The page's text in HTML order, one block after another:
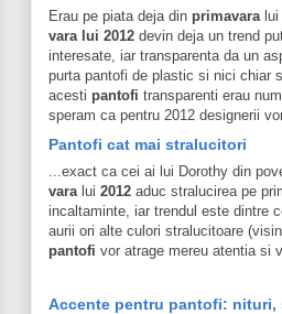
Erau pe piata deja din primavaralui
vara lui 2012 devin deja un trend
interesate, iar transparenta da un
purta pantofi de plastic si nici chiar
acesti pantofi transparenti erau
speram ca pentru 2012 designerii
Pantofi cat mai stralucitori
...exact ca cei ai lui Dorothy din
vara lui 2012 aduc stralucirea pe
incaltaminte, iar trendul este dintre
aurii ori alte culori stralucitoare
pantofi vor atrage mereu atentia si
Accente pentru pantofi: nituri,